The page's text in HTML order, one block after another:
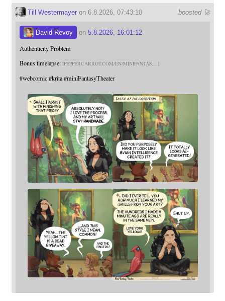
boosted 🚀
Till Westermayeron 6.8.2026, 07:43:10
David Revoy on 5.8.2026, 16:01:12
Authenticity Problem
Bonus timelapse: PEPPERCARROT.COM/EN/MINIFANTAS
#webcomic #krita #miniFantasyTheater